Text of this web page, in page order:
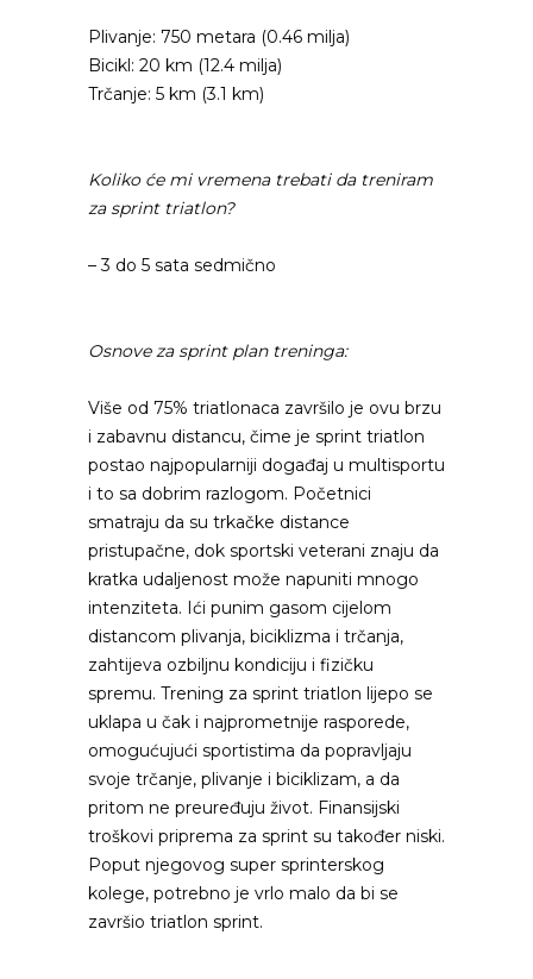
Plivanje: 750 metara (0.46 milja)
Bicikl: 20 km (12.4 milja)
Trčanje: 5 km (3.1 km)
Koliko će mi vremena trebati da treniram
za sprint triatlon?
– 3 do 5 sata sedmično
Osnove za sprint plan treninga:
Više od 75% triatlonaca završilo je ovu brzu
i zabavnu distancu, čime je sprint triatlon
postao najpopularniji događaj u multisportu
i to sa dobrim razlogom. Početnici
smatraju da su trkačke distance
pristupačne, dok sportski veterani znaju da
kratka udaljenost može napuniti mnogo
intenziteta. Ići punim gasom cijelom
distancom plivanja, biciklizma i trčanja,
zahtijeva ozbiljnu kondiciju i fizičku
spremu. Trening za sprint triatlon lijepo se
uklapa u čak i najprometnije rasporede,
omogućujući sportistima da popravljaju
svoje trčanje, plivanje i biciklizam, a da
pritom ne preuređuju život. Finansijski
troškovi priprema za sprint su također niski.
Poput njegovog super sprinterskog
kolege, potrebno je vrlo malo da bi se
završio triatlon sprint.